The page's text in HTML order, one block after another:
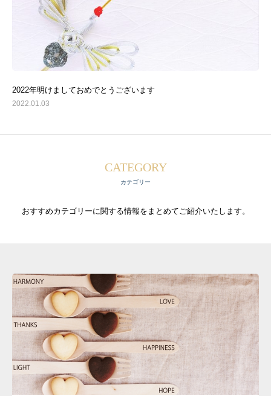
2022年明けましておめでとうございます
2022.01.03
CATEGORY
カテゴリー
おすすめカテゴリーに関する情報をまとめてご紹介いたします。